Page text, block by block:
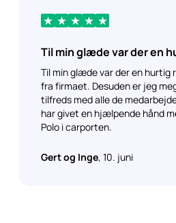
Til min glæde var der en
reaktion
Til min glæde var der en hurtig
fra firmaet. Desuden er jeg
tilfreds med alle de
har givet en hjælpende hånd
Polo i carporten.
Gert og Inge, 10. juni